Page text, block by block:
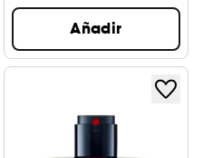
Añadir